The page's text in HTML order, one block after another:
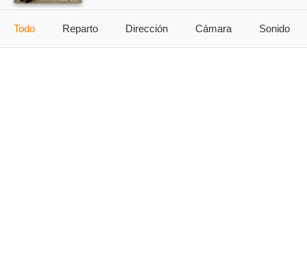
Todo Reparto Dirección Cámara Sonido